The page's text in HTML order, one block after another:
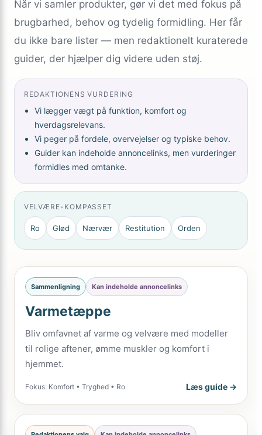
Når vi samler produkter, gør vi det med fokus på
brugbarhed, behov og tydelig formidling. Her får
du ikke bare lister — men redaktionelt kuraterede
guider, der hjælper dig videre uden støj.
REDAKTIONENS VURDERING
Vi lægger vægt på funktion, komfort og
hverdagsrelevans.
Vi peger på fordele, overvejelser og typiske behov.
Guider kan indeholde annoncelinks, men vurderinger
formidles med omtanke.
VELVÆRE-KOMPASSET
Ro Glød Nærvær Restitution Orden
Sammenligning Kan indeholde annoncelinks
Varmetæppe
Bliv omfavnet af varme og velvære med modeller
til rolige aftener, ømme muskler og komfort i
hjemmet.
Fokus: Komfort • Tryghed • Ro Læs guide →